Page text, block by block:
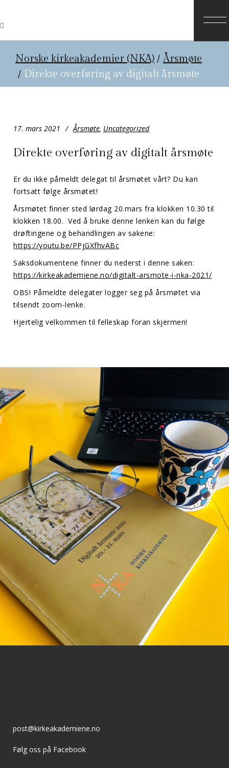
Norske kirkeakademier (NKA) /Årsmøte
/ Direkte overføring av digitalt årsmøte
17. mars 2021 Årsmøte, Uncategorized
Direkte overføring av digitalt årsmøte
Er du ikke påmeldt delegat til årsmøtet vårt? Du kan
fortsatt følge årsmøtet!
Årsmøtet finner sted lørdag 20.mars fra klokken 10.30 til
klokken 18.00. Ved å bruke denne lenken kan du følge
drøftingene og behandlingen av sakene:
https://youtu.be/PPjGXfhvABc
Saksdokumentene finner du nederst i denne saken:
https://kirkeakademiene.no/digitalt-arsmote-i-nka-2021/
OBS! Påmeldte delegater logger seg på årsmøtet via
tilsendt zoom-lenke.
Hjertelig velkommen til felleskap foran skjermen!
post@kirkeakademiene.no
Følg oss på Facebook